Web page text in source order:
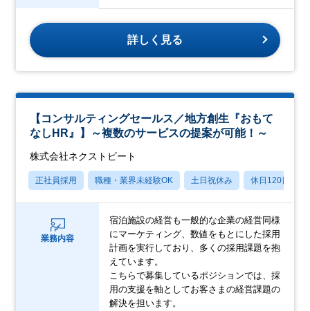
詳しく見る
【コンサルティングセールス／地方創生『おもて
なしHR』】～複数のサービスの提案が可能！～
株式会社ネクストビート
正社員採用 職種・業界未経験OK 土日祝休み 休日120日以上
業務内容
宿泊施設の経営も一般的な企業の経営同様
にマーケティング、数値をもとにした採用
計画を実行しており、多くの採用課題を抱
えています。
こちらで募集しているポジションでは、採
用の支援を軸としてお客さまの経営課題の
解決を担います。